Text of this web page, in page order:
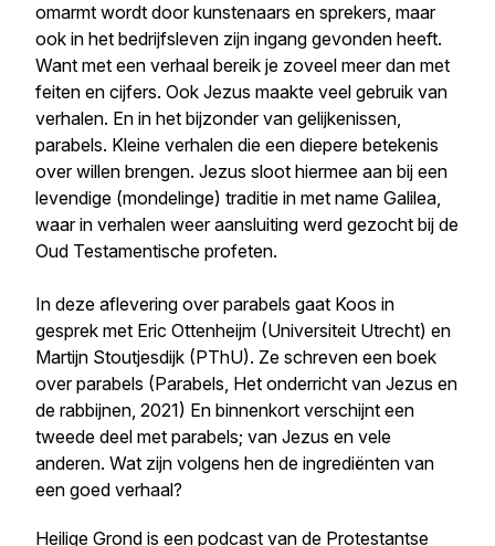
omarmt wordt door kunstenaars en sprekers, maar
ook in het bedrijfsleven zijn ingang gevonden heeft.
Want met een verhaal bereik je zoveel meer dan met
feiten en cijfers. Ook Jezus maakte veel gebruik van
verhalen. En in het bijzonder van gelijkenissen,
parabels. Kleine verhalen die een diepere betekenis
over willen brengen. Jezus sloot hiermee aan bij een
levendige (mondelinge) traditie in met name Galilea,
waar in verhalen weer aansluiting werd gezocht bij de
Oud Testamentische profeten.
In deze aflevering over parabels gaat Koos in
gesprek met Eric Ottenheijm (Universiteit Utrecht) en
Martijn Stoutjesdijk (PThU). Ze schreven een boek
over parabels (Parabels, Het onderricht van Jezus en
de rabbijnen, 2021) En binnenkort verschijnt een
tweede deel met parabels; van Jezus en vele
anderen. Wat zijn volgens hen de ingrediënten van
een goed verhaal?
Heilige Grond is een podcast van de Protestantse